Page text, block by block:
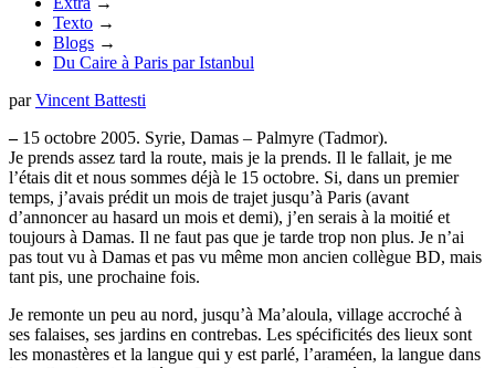
Texto →
Blogs →
Du Caire à Paris par Istanbul
parVincent Battesti
–15 octobre 2005. Syrie, Damas – Palmyre (Tadmor).
Je prends assez tard la route, mais je la prends. Il le fallait, je me
l’étais dit et nous sommes déjà le 15 octobre. Si, dans un premier
temps, j’avais prédit un mois de trajet jusqu’à Paris (avant
d’annoncer au hasard un mois et demi), j’en serais à la moitié et
toujours à Damas. Il ne faut pas que je tarde trop non plus. Je n’ai
pas tout vu à Damas et pas vu même mon ancien collègue BD, mais
tant pis, une prochaine fois.
Je remonte un peu au nord, jusqu’à Ma’aloula, village accroché à
ses falaises, ses jardins en contrebas. Les spécificités des lieux sont
les monastères et la langue qui y est parlé, l’araméen, la langue dans